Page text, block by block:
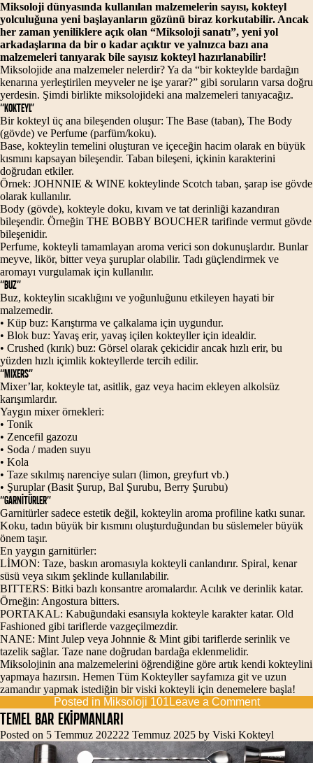
Miksoloji dünyasında kullanılan malzemelerin sayısı, kokteyl
yolculuğuna yeni başlayanların gözünü biraz korkutabilir. Ancak
her zaman yeniliklere açık olan “Miksoloji sanatı”, yeni yol
arkadaşlarına da bir o kadar açıktır ve yalnızca bazı ana
malzemeleri tanıyarak bile sayısız kokteyl hazırlanabilir!
Miksolojide ana malzemeler nelerdir? Ya da “bir kokteylde bardağın
kenarına yerleştirilen meyveler ne işe yarar?” gibi soruların varsa doğru
yerdesin. Şimdi birlikte miksolojideki ana malzemeleri tanıyacağız.
“KOKTEYL”
Bir kokteyl üç ana bileşenden oluşur: The Base (taban), The Body
(gövde) ve Perfume (parfüm/koku).
Base, kokteylin temelini oluşturan ve içeceğin hacim olarak en büyük
kısmını kapsayan bileşendir. Taban bileşeni, içkinin karakterini
doğrudan etkiler.
Örnek: JOHNNIE & WINE kokteylinde Scotch taban, şarap ise gövde
olarak kullanılır.
Body (gövde), kokteyle doku, kıvam ve tat derinliği kazandıran
bileşendir. Örneğin THE BOBBY BOUCHER tarifinde vermut gövde
bileşenidir.
Perfume, kokteyli tamamlayan aroma verici son dokunuşlardır. Bunlar
meyve, likör, bitter veya şuruplar olabilir. Tadı güçlendirmek ve
aromayı vurgulamak için kullanılır.
“BUZ”
Buz, kokteylin sıcaklığını ve yoğunluğunu etkileyen hayati bir
malzemedir.
• Küp buz: Karıştırma ve çalkalama için uygundur.
• Blok buz: Yavaş erir, yavaş içilen kokteyller için idealdir.
• Crushed (kırık) buz: Görsel olarak çekicidir ancak hızlı erir, bu
yüzden hızlı içimlik kokteyllerde tercih edilir.
“MIXERS”
Mixer’lar, kokteyle tat, asitlik, gaz veya hacim ekleyen alkolsüz
karışımlardır.
Yaygın mixer örnekleri:
• Tonik
• Zencefil gazozu
• Soda / maden suyu
• Kola
• Taze sıkılmış narenciye suları (limon, greyfurt vb.)
• Şuruplar (Basit Şurup, Bal Şurubu, Berry Şurubu)
“GARNİTÜRLER”
Garnitürler sadece estetik değil, kokteylin aroma profiline katkı sunar.
Koku, tadın büyük bir kısmını oluşturduğundan bu süslemeler büyük
önem taşır.
En yaygın garnitürler:
LİMON: Taze, baskın aromasıyla kokteyli canlandırır. Spiral, kenar
süsü veya sıkım şeklinde kullanılabilir.
BITTERS: Bitki bazlı konsantre aromalardır. Acılık ve derinlik katar.
Örneğin: Angostura bitters.
PORTAKAL: Kabuğundaki esansıyla kokteyle karakter katar. Old
Fashioned gibi tariflerde vazgeçilmezdir.
NANE: Mint Julep veya Johnnie & Mint gibi tariflerde serinlik ve
tazelik sağlar. Taze nane doğrudan bardağa eklenmelidir.
Miksolojinin ana malzemelerini öğrendiğine göre artık kendi kokteylini
yapmaya hazırsın. Hemen Tüm Kokteyller sayfamıza git ve uzun
zamandır yapmak istediğin bir viski kokteyli için denemelere başla!
Posted in Miksoloji 101 Leave a Commenton
TEMEL BAR EKİPMANLARI
Posted on 5 Temmuz 202222 Temmuz 2025 by Viski Kokteyl